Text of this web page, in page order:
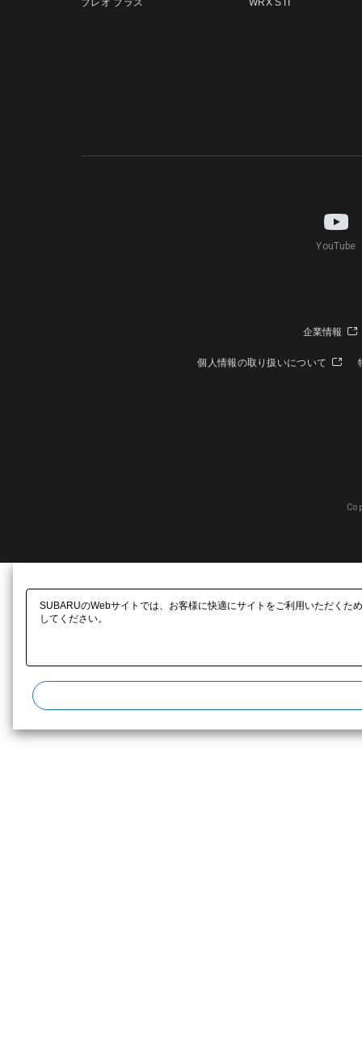
プレオ プラス WRX STI
YouTube
企業情報
個人情報の取り扱いについて
SUBARUのWebサイトでは、お客様に快適にサイトをご利用いただく
してください。​